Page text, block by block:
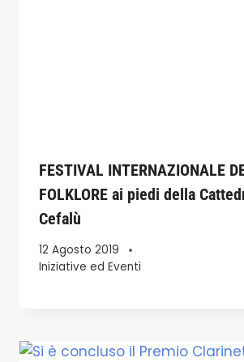
FESTIVAL INTERNAZIONALE
FOLKLORE ai piedi della
Cefalù
12 Agosto 2019
Iniziative ed Eventi